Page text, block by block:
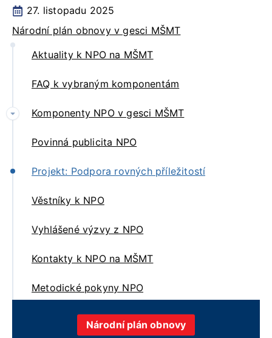
27. listopadu 2025
Národní plán obnovy v gesci MŠMT
Aktuality k NPO na MŠMT
FAQ k vybraným komponentám
Komponenty NPO v gesci MŠMT
Povinná publicita NPO
Projekt: Podpora rovných příležitostí
Věstníky k NPO
Vyhlášené výzvy z NPO
Kontakty k NPO na MŠMT
Metodické pokyny NPO
Národní plán obnovy